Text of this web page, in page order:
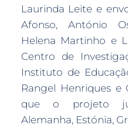
Laurinda Leite e
Afonso, António
Helena Martinho e
Centro de
Instituto de
Rangel Henriques e
que o projeto
Alemanha, Estónia,